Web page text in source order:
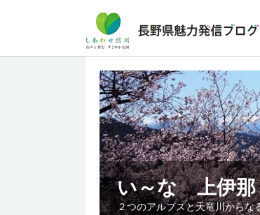
い～な 上伊那
２つのアルプスと天竜川から